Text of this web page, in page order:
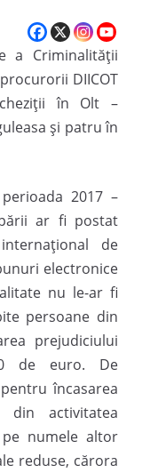
a Criminalității
DIICOT
în Olt –
și patru în
2017 –
ar fi postat
de
electronice
nu le-ar fi
persoane din
prejudiciului
de euro. De
încasarea
activitatea
numele altor
reduse, cărora